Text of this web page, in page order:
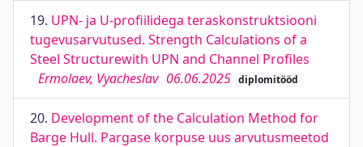
19. UPN- ja U-profiilidega teraskonstruktsiooni
tugevusarvutused. Strength Calculations of a
Steel Structurewith UPN and Channel Profiles
Ermolaev, Vyacheslav 06.06.2025 diplomitööd
20. Development of the Calculation Method for
Barge Hull. Pargase korpuse uus arvutusmeetod